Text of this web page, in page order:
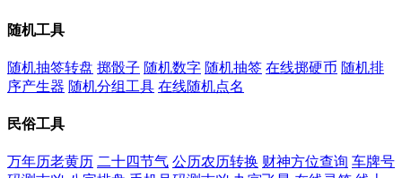
随机工具
随机抽签转盘 掷骰子 随机数字 随机抽签 在线掷硬币 随机排
序产生器 随机分组工具 在线随机点名
民俗工具
万年历老黄历 二十四节气 公历农历转换 财神方位查询 车牌号